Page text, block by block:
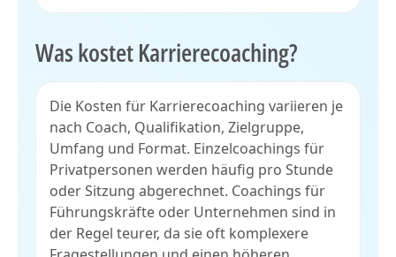
Was kostet Karrierecoaching?
Die Kosten für Karrierecoaching variieren je
nach Coach, Qualifikation, Zielgruppe,
Umfang und Format. Einzelcoachings für
Privatpersonen werden häufig pro Stunde
oder Sitzung abgerechnet. Coachings für
Führungskräfte oder Unternehmen sind in
der Regel teurer, da sie oft komplexere